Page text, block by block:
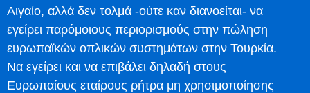
Αιγαίο, αλλά δεν τολμά -ούτε καν διανοείται- να
εγείρει παρόμοιους περιορισμούς στην πώληση
ευρωπαϊκών οπλικών συστημάτων στην Τουρκία.
Να εγείρει και να επιβάλει δηλαδή στους
Ευρωπαίους εταίρους ρήτρα μη χρησιμοποίησης